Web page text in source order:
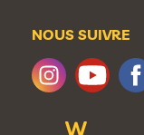
NOUS SUIVRE